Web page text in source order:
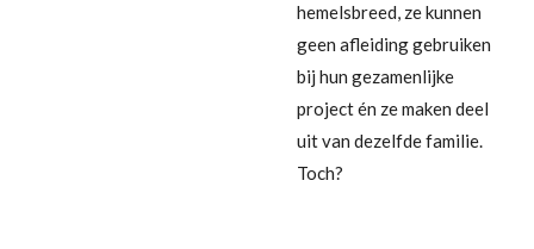
hemelsbreed, ze kunnen
geen afleiding gebruiken
bij hun gezamenlijke
project én ze maken deel
uit van dezelfde familie.
Toch?